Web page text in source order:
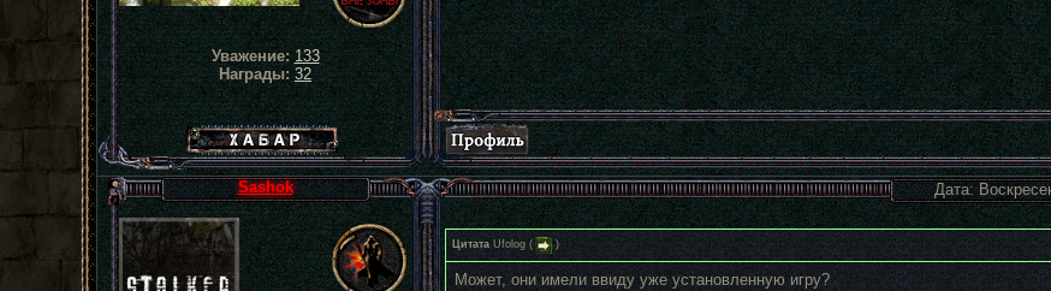
Уважение:133
Награды: 32
Хабар сталкера
Дата:
Цитата Ufolog( )
Может, они имели ввиду уже установленную игру?
Sashok